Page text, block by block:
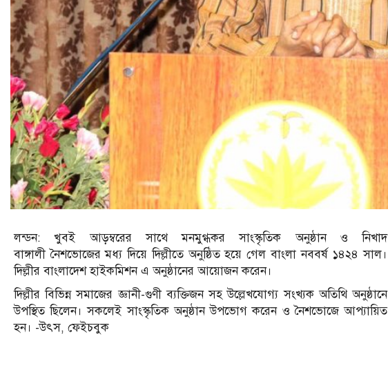
লন্ডন: খুবই আড়ম্বরের সাথে মনমুগ্ধকর সাংস্কৃতিক অনুষ্ঠান ও নিখাদ
বাঙ্গালী নৈশভোজের মধ্য দিয়ে দিল্লীতে অনুষ্ঠিত হয়ে গেল বাংলা নববর্ষ ১৪২৪ সাল।
দিল্লীর বাংলাদেশ হাইকমিশন এ অনুষ্ঠানের আয়োজন করেন।
দিল্লীর বিভিন্ন সমাজের জ্ঞানী-গুণী ব্যক্তিজন সহ উল্লেখযোগ্য সংখ্যক অতিথি অনুষ্ঠানে
উপস্থিত ছিলেন। সকলেই সাংস্কৃতিক অনুষ্ঠান উপভোগ করেন ও নৈশভোজে আপ্যায়িত
হন। -উৎস, ফেইচবুক